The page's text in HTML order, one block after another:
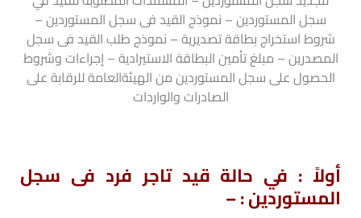
سجل المستوردين – نموذج القيد فى سجل المستوردين –
شروط استخراج بطاقة تصديرية – نموذج طلب القيد فى سجل
المصدرين – مبلغ تأمين البطاقة الاستيرادية – إجراءات وشروط
الحصول على سجل المستوردين من الهيئةالعامة للرقابة على
الصادرات والواردات
أولاً : في حالة قيد تاجر فرد فى سجل
المستوردين : –